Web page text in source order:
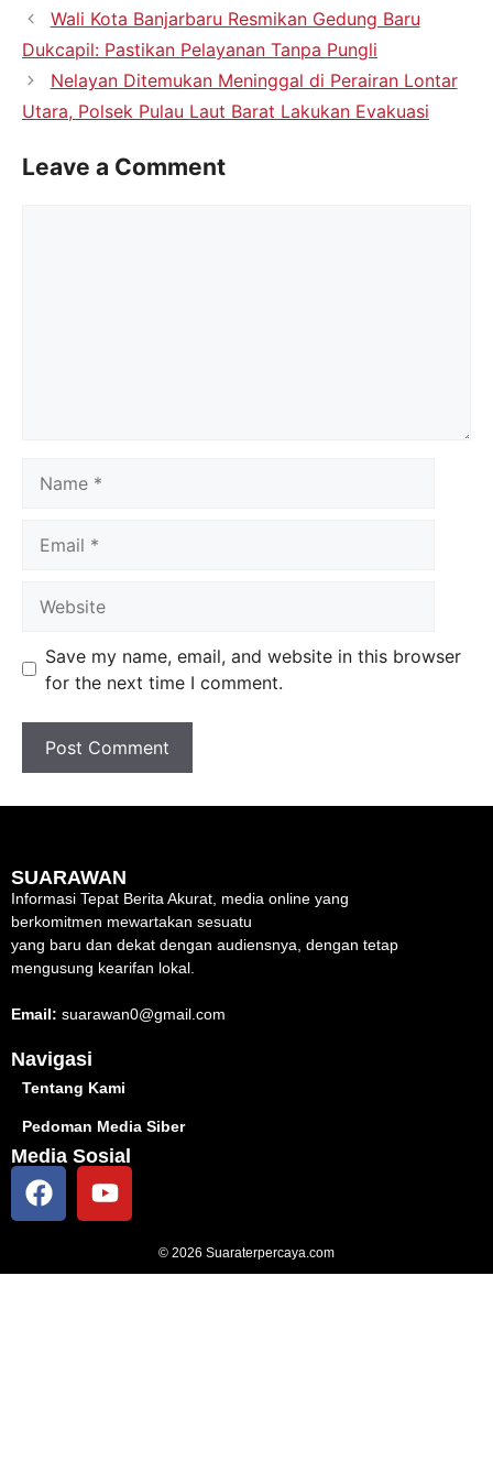
Wali Kota Banjarbaru Resmikan Gedung Baru
Dukcapil: Pastikan Pelayanan Tanpa Pungli
Nelayan Ditemukan Meninggal di Perairan Lontar
Utara, Polsek Pulau Laut Barat Lakukan Evakuasi
Leave a Comment
Save my name, email, and website in this browser
for the next time I comment.
SUARAWAN
Informasi Tepat Berita Akurat, media online yang
berkomitmen mewartakan sesuatu
yang baru dan dekat dengan audiensnya, dengan tetap
mengusung kearifan lokal.
Email: suarawan0@gmail.com
Navigasi
Tentang Kami
Pedoman Media Siber
Media Sosial
© 2026 Suaraterpercaya.com